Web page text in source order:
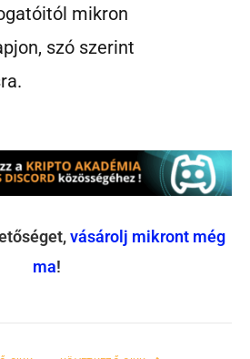
mikron
szó szerint
vásárolj mikront még
ma!